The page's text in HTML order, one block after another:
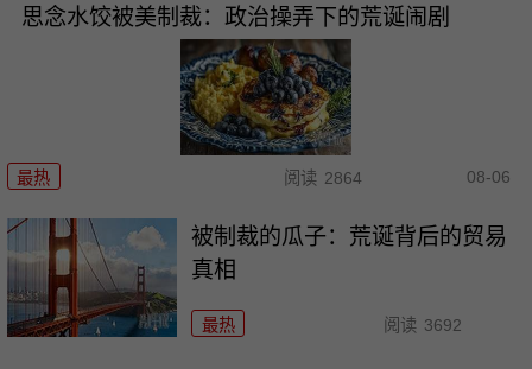
思念水饺被美制裁：政治操弄下的荒诞闹剧
最热 阅读 2864 08-06
被制裁的瓜子：荒诞背后的贸易
真相
最热 阅读 3692